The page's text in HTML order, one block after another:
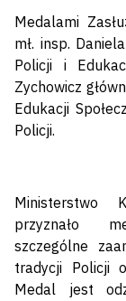
Medalami
mł. insp.
Policji i
Zychowicz
Edukacji
Policji.
Ministerstwo
przyznało
szczególne
tradycji Policji
Medal jest